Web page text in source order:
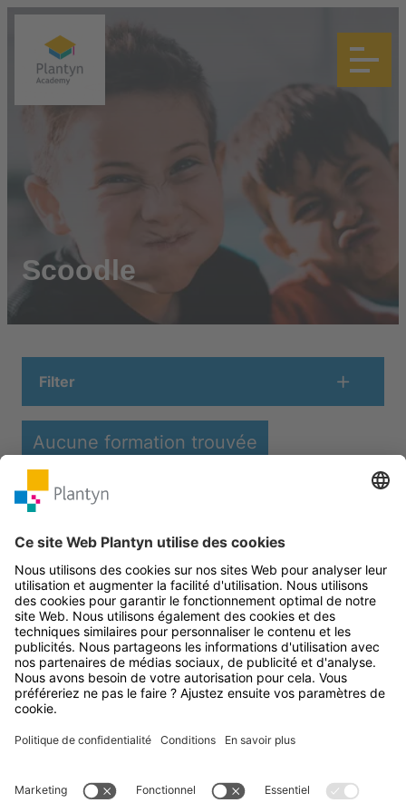
Scoodle
Filter
Aucune formation trouvée
Menu
Détails du profil
Plus de Plantyn
Plantyn
Suivez Plantyn sur les
réseaux sociaux
Primaire Secondaire